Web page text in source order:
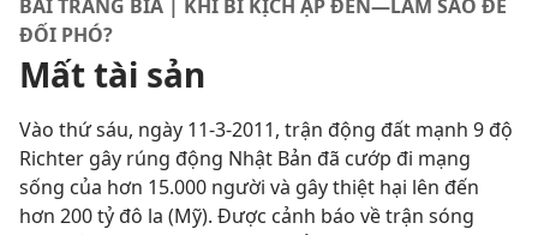
BÀI TRANG BÌA | KHI BI KỊCH ẬP ĐẾN—LÀM SAO ĐỂ
ĐỐI PHÓ?
Mất tài sản
Vào thứ sáu, ngày 11-3-2011, trận động đất mạnh 9 độ
Richter gây rúng động Nhật Bản đã cướp đi mạng
sống của hơn 15.000 người và gây thiệt hại lên đến
hơn 200 tỷ đô la (Mỹ). Được cảnh báo về trận sóng